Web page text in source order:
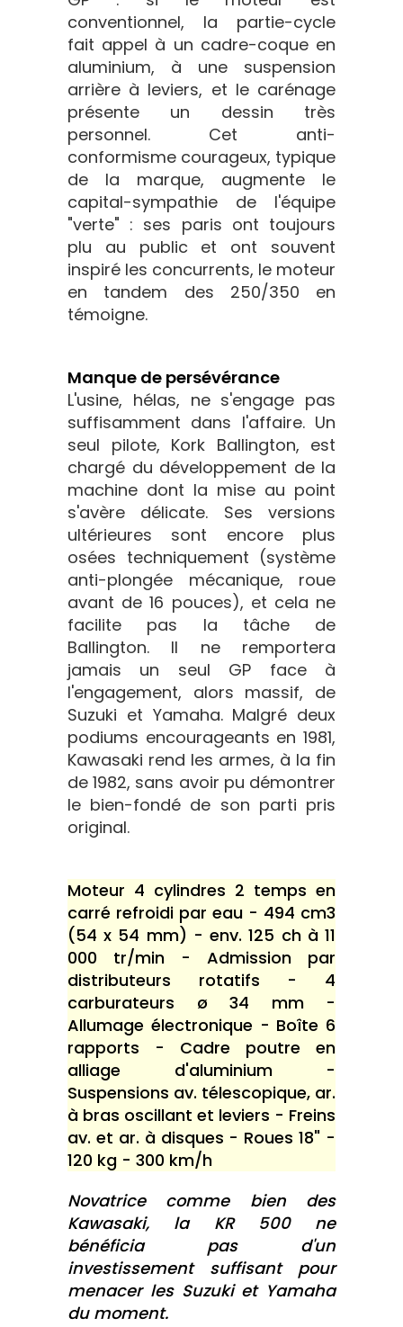
conventionnel, la partie-cycle
fait appel à un cadre-coque en
aluminium, à une suspension
arrière à leviers, et le carénage
présente un dessin très
personnel. Cet anti-
conformisme courageux, typique
de la marque, augmente le
capital-sympathie de l'équipe
"verte" : ses paris ont toujours
plu au public et ont souvent
inspiré les concurrents, le moteur
en tandem des 250/350 en
témoigne.
Manque de persévérance
L'usine, hélas, ne s'engage pas
suffisamment dans l'affaire. Un
seul pilote, Kork Ballington, est
chargé du développement de la
machine dont la mise au point
s'avère délicate. Ses versions
ultérieures sont encore plus
osées techniquement (système
anti-plongée mécanique, roue
avant de 16 pouces), et cela ne
facilite pas la tâche de
Ballington. Il ne remportera
jamais un seul GP face à
l'engagement, alors massif, de
Suzuki et Yamaha. Malgré deux
podiums encourageants en 1981,
Kawasaki rend les armes, à la fin
de 1982, sans avoir pu démontrer
le bien-fondé de son parti pris
original.
Moteur 4 cylindres 2 temps en
carré refroidi par eau - 494 cm3
(54 x 54 mm) - env. 125 ch à 11
000 tr/min - Admission par
distributeurs rotatifs - 4
carburateurs ø 34 mm -
Allumage électronique - Boîte 6
rapports - Cadre poutre en
alliage d'aluminium -
Suspensions av. télescopique, ar.
à bras oscillant et leviers - Freins
av. et ar. à disques - Roues 18" -
120 kg - 300 km/h
Novatrice comme bien des
Kawasaki, la KR 500 ne
bénéficia pas d'un
investissement suffisant pour
menacer les Suzuki et Yamaha
du moment.